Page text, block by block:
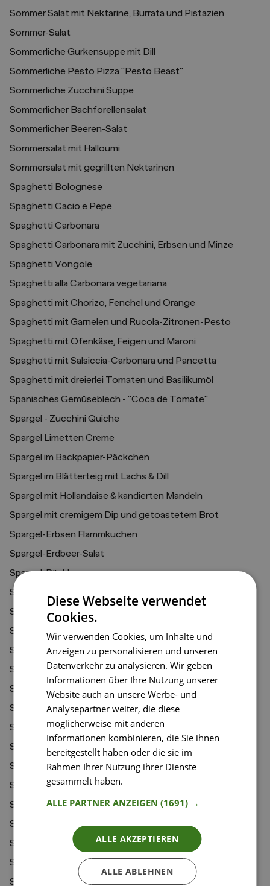
Sommer Salat mit Nektarine, Burrata und Pistazien
Sommer-Salat
Sommerliche Gurkensuppe mit Dill
Sommerliche Pesto Pizza "Pesto Beast"
Sommerliche Zucchini Suppe
Sommerlicher Bachforellensalat
Sommerlicher Beeren-Salat
Sommersalat mit Halloumi
Sommersalat mit gegrillten Nektarinen
Spaghetti Bolognese
Spaghetti Cacio e Pepe
Spaghetti Carbonara
Spaghetti Carbonara mit Zucchini, Erbsen und Minze
Spaghetti Vongole
Spaghetti alla Carbonara vegetariana
Spaghetti mit Chorizo, Fenchel und Orange
Spaghetti mit Garnelen und Rucola-Zitronen-Pesto
Spaghetti mit Ofenkäse, Feigen und Maroni
Spaghetti mit Salsiccia-Carbonara und Pancetta
Spaghetti mit dreierlei Tomaten und Basilikumöl
Spanisches Gemüseblech - "Coca de Tomate"
Spargel - Zucchini Quiche
Spargel Limetten Creme
Spargel im Backpapier-Päckchen
Spargel im Blätterteig mit Lachs & Dill
Spargel mit Hollandaise & kandierten Mandeln
Spargel mit cremigem Dip und getoastetem Brot
Spargel-Erbsen Flammkuchen
Spargel-Erdbeer-Salat
Spargel-Päckle
Spargelcremesuppe mit knusprigen Schinkenspeck
Spargelpasta mit Walnüssen und Thymian
Spargelpasta mit Zitronen-Walnuss-Crème fraîche
Spargelrisotto mit Speck
Spekulatiusgranola
Spelt (Dinkel) Sourdough Bread
Spicy Pak Choi Mie Noodles
Spicy sambal tofu bowl
Spinat-Polenta-Pesto-Happen
Spinat-Ricotta Lasagne mit Austernpilzen
Spinatsalat mit Kichererbsen und Sesam
Spinatsuppe mit Garnelen
Steak Sandwich mit Blitz-Dijonnaise
Steak mit Chimichurri
Steak-frites Salat
Steaksandwich im Focaccia Brötle
Diese Webseite verwendet
Cookies.
Wir verwenden Cookies, um Inhalte und
Anzeigen zu personalisieren und unseren
Datenverkehr zu analysieren. Wir geben
Informationen über Ihre Nutzung unserer
Website auch an unsere Werbe- und
Analysepartner weiter, die diese
möglicherweise mit anderen
Informationen kombinieren, die Sie ihnen
bereitgestellt haben oder die sie im
Rahmen Ihrer Nutzung ihrer Dienste
gesammelt haben.
ALLE PARTNER ANZEIGEN(1691) →
ALLE AKZEPTIEREN
ALLE ABLEHNEN